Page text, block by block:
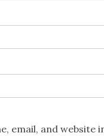
email, and website